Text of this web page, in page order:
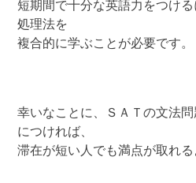
短期間で十分な英語力をつけ
処理法を
複合的に学ぶことが必要です。
幸いなことに、ＳＡＴの文法
につければ、
滞在が短い人でも満点が取れる